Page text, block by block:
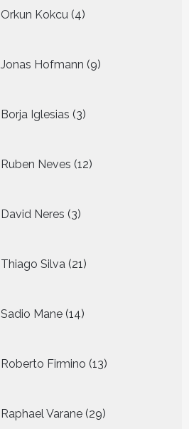
Orkun Kokcu 4
producten
Jonas Hofmann 9
producten
Borja Iglesias 3
producten
Ruben Neves 12
producten
David Neres 3
producten
Thiago Silva 21
producten
Sadio Mane 14
producten
Roberto Firmino 13
producten
Raphael Varane 29
producten